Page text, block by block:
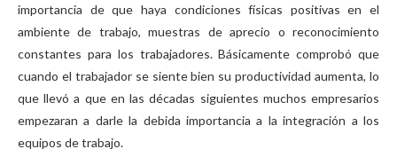
importancia de que haya condiciones físicas positivas en el
ambiente de trabajo, muestras de aprecio o reconocimiento
constantes para los trabajadores. Básicamente comprobó que
cuando el trabajador se siente bien su productividad aumenta, lo
que llevó a que en las décadas siguientes muchos empresarios
empezaran a darle la debida importancia a la integración a los
equipos de trabajo.